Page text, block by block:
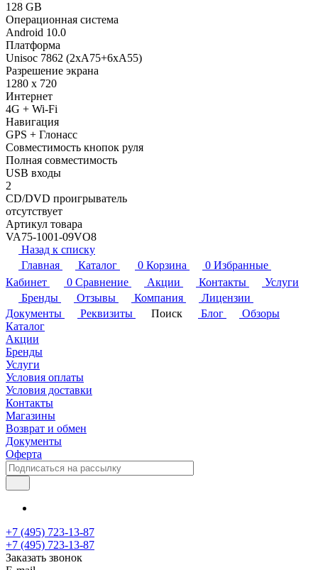
128 GB
Операционная система
Android 10.0
Платформа
Unisoc 7862 (2xA75+6xA55)
Разрешение экрана
1280 x 720
Интернет
4G + Wi-Fi
Навигация
GPS + Глонасс
Совместимость кнопок руля
Полная совместимость
USB входы
2
CD/DVD проигрыватель
отсутствует
Артикул товара
VA75-1001-09VO8
Назад к списку
Главная
Каталог 0 Корзина 0 Избранные
Кабинет
0 Сравнение Акции Контакты
Услуги
Бренды
Отзывы Компания
Лицензии
Документы
Реквизиты Поиск Блог
Обзоры
Каталог
Акции
Бренды
Услуги
Условия оплаты
Условия доставки
Контакты
Магазины
Возврат и обмен
Документы
Оферта
+7 (495) 723-13-87
+7 (495) 723-13-87
Заказать звонок